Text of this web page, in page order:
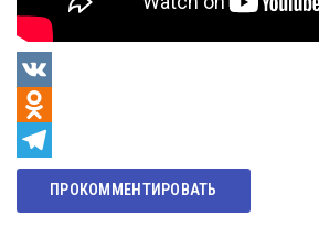
VK
Odnoklassniki
Telegram
ПРОКОММЕНТИРОВАТЬ